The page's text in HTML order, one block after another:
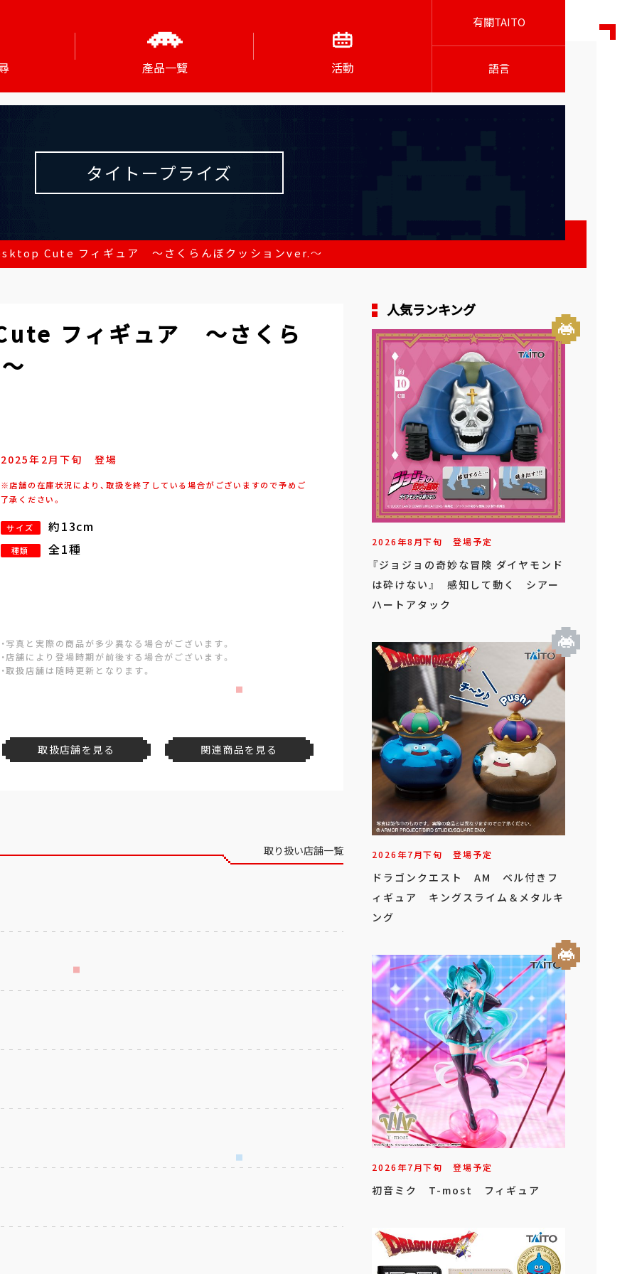
產品一覽 活動
有關TAITO
語言
タイトープライズ
Cute フィギュア ～さくらんぼクッションver.～
フィギュア ～さくら
2025年 2月下旬 登場
※店舗の在庫状況により、取扱を終了している場合がございますので予めご
了承ください。
サイズ 約13cm
種類 全1種
・写真と実際の商品が多少異なる場合がございます。
・店舗により登場時期が前後する場合がございます。
・取扱店舗は随時更新となります。
取扱店舗を見る 関連商品を見る
取り扱い店舗一覧
人気ランキング
2026年8月下旬 登場予定
『ジョジョの奇妙な冒険 ダイヤモンド
は砕けない』 感知して動く シアー
ハートアタック
2026年7月下旬 登場予定
ドラゴンクエスト AM ベル付きフ
ィギュア キングスライム＆メタルキ
ング
2026年7月下旬 登場予定
初音ミク T-most フィギュア